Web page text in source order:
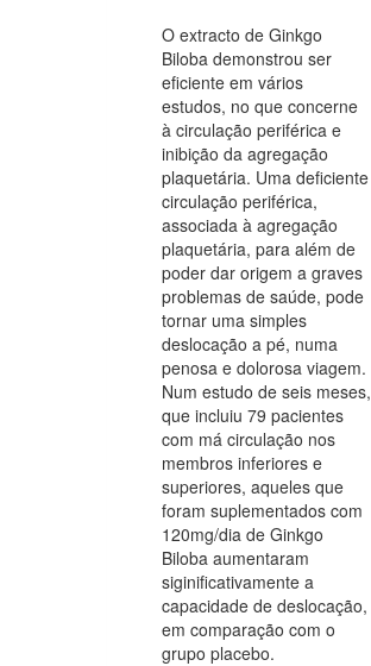
O extracto de Ginkgo
Biloba demonstrou ser
eficiente em vários
estudos, no que concerne
à circulação periférica e
inibição da agregação
plaquetária. Uma deficiente
circulação periférica,
associada à agregação
plaquetária, para além de
poder dar origem a graves
problemas de saúde, pode
tornar uma simples
deslocação a pé, numa
penosa e dolorosa viagem.
Num estudo de seis meses,
que incluiu 79 pacientes
com má circulação nos
membros inferiores e
superiores, aqueles que
foram suplementados com
120mg/dia de Ginkgo
Biloba aumentaram
siginificativamente a
capacidade de deslocação,
em comparação com o
grupo placebo.